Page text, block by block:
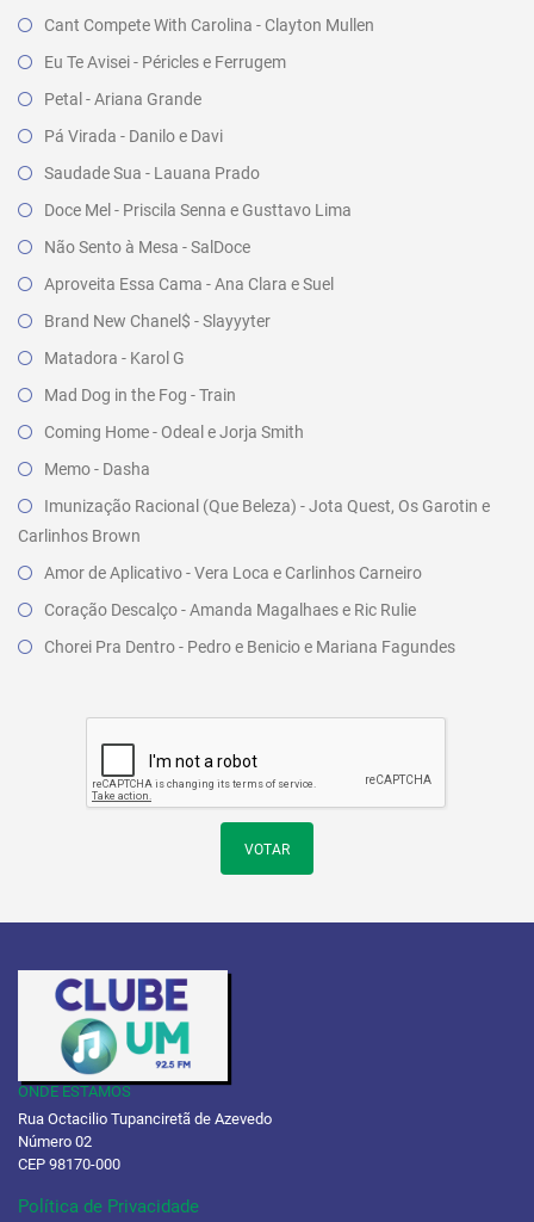
Cant Compete With Carolina - Clayton Mullen
Eu Te Avisei - Péricles e Ferrugem
Petal - Ariana Grande
Pá Virada - Danilo e Davi
Saudade Sua - Lauana Prado
Doce Mel - Priscila Senna e Gusttavo Lima
Não Sento à Mesa - SalDoce
Aproveita Essa Cama - Ana Clara e Suel
Brand New Chanel$ - Slayyyter
Matadora - Karol G
Mad Dog in the Fog - Train
Coming Home - Odeal e Jorja Smith
Memo - Dasha
Imunização Racional (Que Beleza) - Jota Quest, Os Garotin e
Carlinhos Brown
Amor de Aplicativo - Vera Loca e Carlinhos Carneiro
Coração Descalço - Amanda Magalhaes e Ric Rulie
Chorei Pra Dentro - Pedro e Benicio e Mariana Fagundes
VOTAR
ONDE ESTAMOS
Rua Octacilio Tupanciretã de Azevedo
Número 02
CEP 98170-000
Política de Privacidade